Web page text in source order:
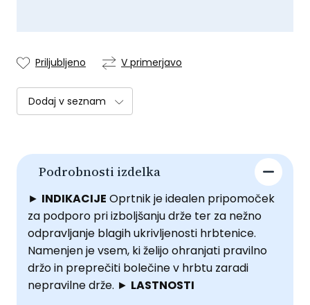
Priljubljeno V primerjavo
Dodaj v seznam
Podrobnosti izdelka
► INDIKACIJE Oprtnik je idealen pripomoček
za podporo pri izboljšanju drže ter za nežno
odpravljanje blagih ukrivljenosti hrbtenice.
Namenjen je vsem, ki želijo ohranjati pravilno
držo in preprečiti bolečine v hrbtu zaradi
nepravilne drže. ► LASTNOSTI